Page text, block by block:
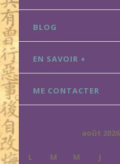
BLOG
EN SAVOIR +
ME CONTACTER
août 2026
L M M J